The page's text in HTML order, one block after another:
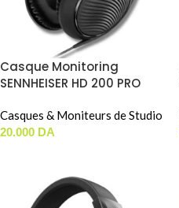
Casque Monitoring
SENNHEISER HD 200 PRO
Casques & Moniteurs de Studio
20.000 DA